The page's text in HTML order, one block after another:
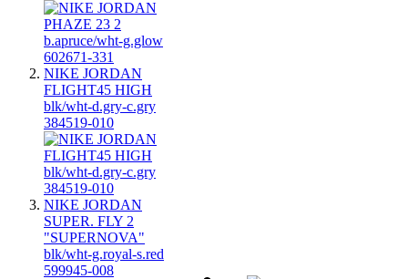
NIKE JORDAN
FLIGHT45 HIGH
blk/wht-d.gry-c.gry
384519-010
NIKE JORDAN
SUPER. FLY 2
"SUPERNOVA"
blk/wht-g.royal-s.red
599945-008